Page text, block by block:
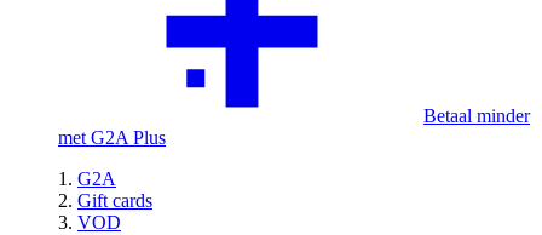
Betaal minder
met G2A Plus
G2A
Gift cards
VOD